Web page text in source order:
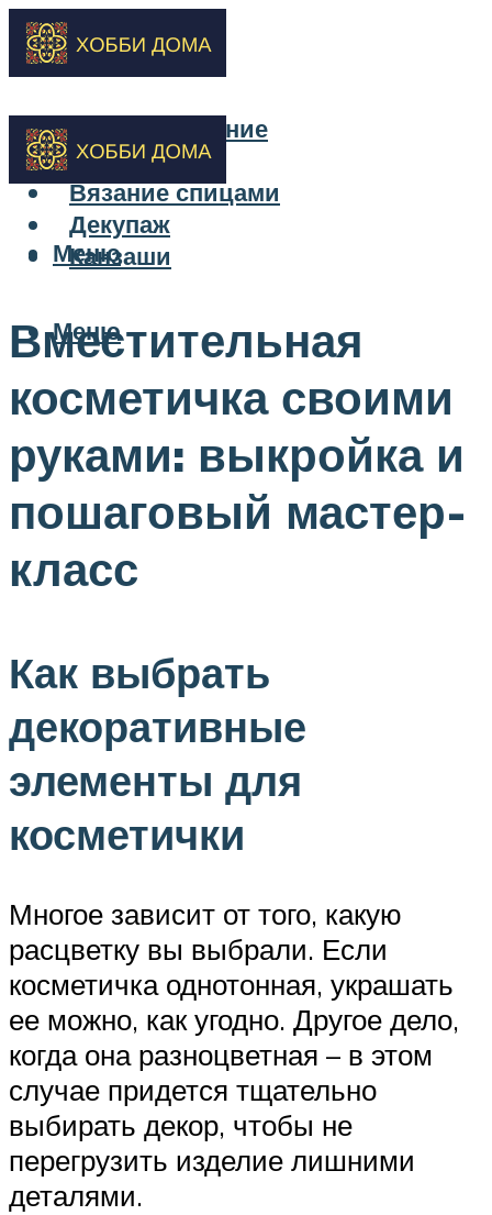
Бисероплетение
Вышивка
Вязание спицами
Декупаж
Канзаши
Меню
Меню
Вместительная
косметичка своими
руками: выкройка и
пошаговый мастер-
класс
Как выбрать
декоративные
элементы для
косметички
Многое зависит от того, какую
расцветку вы выбрали. Если
косметичка однотонная, украшать
ее можно, как угодно. Другое дело,
когда она разноцветная – в этом
случае придется тщательно
выбирать декор, чтобы не
перегрузить изделие лишними
деталями.